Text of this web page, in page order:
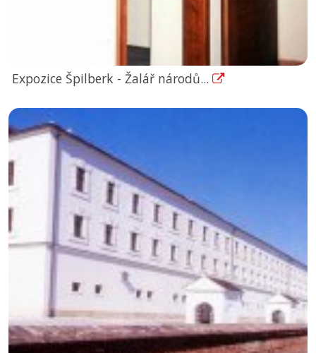
Expozice Špilberk - Žalář národů...